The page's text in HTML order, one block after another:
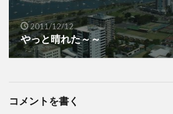
2011/12/12
やっと晴れた～～
コメントを書く